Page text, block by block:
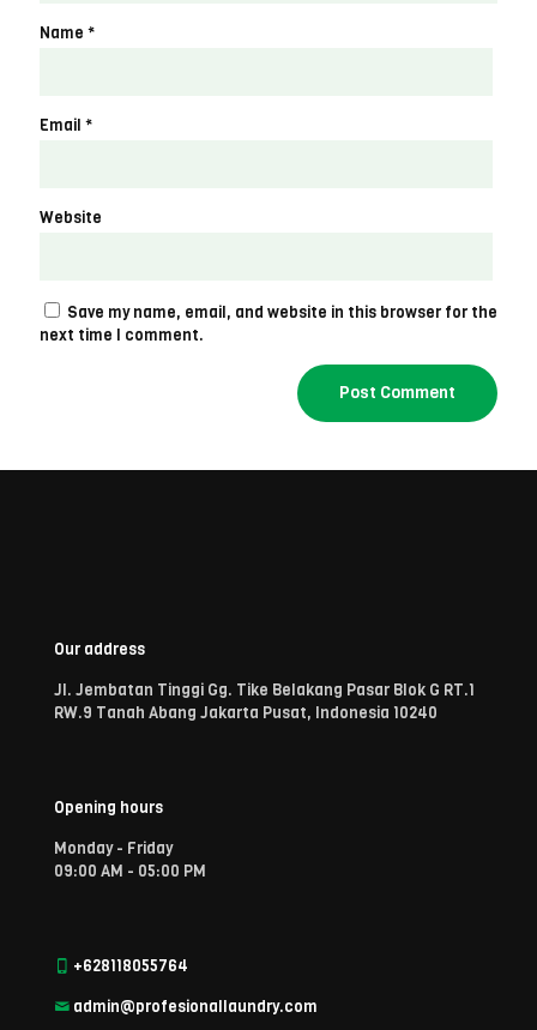
Name *
Email *
Website
Save my name, email, and website in this browser for the
next time I comment.
Our address
Jl. Jembatan Tinggi Gg. Tike Belakang Pasar Blok G RT.1
RW.9 Tanah Abang Jakarta Pusat, Indonesia 10240
Opening hours
Monday - Friday
09:00 AM - 05:00 PM
+628118055764
admin@profesionallaundry.com